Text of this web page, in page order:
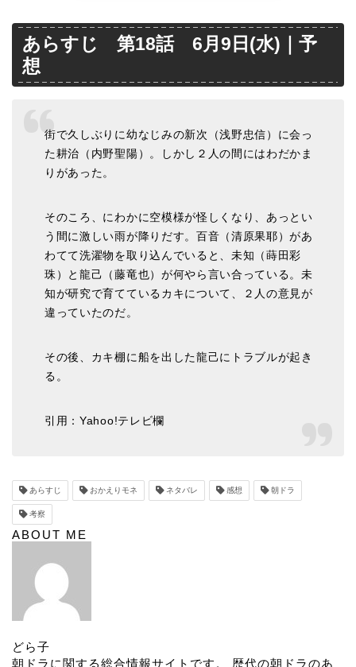
あらすじ 第18話 6月9日(水)｜予
想
街で久しぶりに幼なじみの新次（浅野忠信）に会っ
た耕治（内野聖陽）。しかし２人の間にはわだかま
りがあった。
そのころ、にわかに空模様が怪しくなり、あっとい
う間に激しい雨が降りだす。百音（清原果耶）があ
わてて洗濯物を取り込んでいると、未知（蒔田彩
珠）と龍己（藤竜也）が何やら言い合っている。未
知が研究で育てているカキについて、２人の意見が
違っていたのだ。
その後、カキ棚に船を出した龍己にトラブルが起き
る。
引用：Yahoo!テレビ欄
あらすじ おかえりモネ ネタバレ 感想 朝ドラ
考察
ABOUT ME
どら子
朝ドラに関する総合情報サイトです。 歴代の朝ドラのあ